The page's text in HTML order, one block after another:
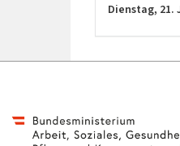
Dienstag, 21.